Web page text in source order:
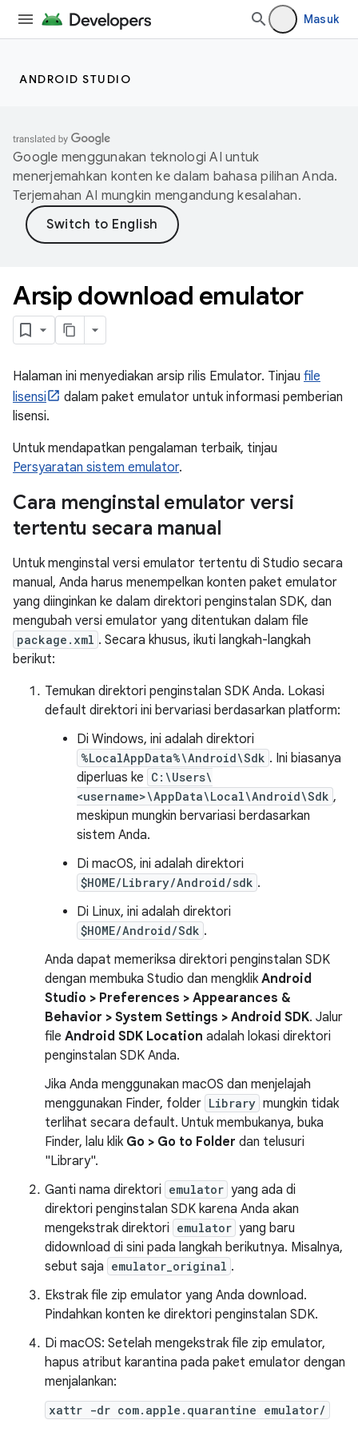
Masuk
ANDROID STUDIO
Google menggunakan teknologi AI untuk
menerjemahkan konten ke dalam bahasa pilihan Anda.
Terjemahan AI mungkin mengandung kesalahan.
Arsip download emulator
Halaman ini menyediakan arsip rilis Emulator. Tinjau file
lisensi
dalam paket emulator untuk informasi pemberian
lisensi.
Untuk mendapatkan pengalaman terbaik, tinjau
Persyaratan sistem emulator.
Cara menginstal emulator versi
tertentu secara manual
Untuk menginstal versi emulator tertentu di Studio secara
manual, Anda harus menempelkan konten paket emulator
yang diinginkan ke dalam direktori penginstalan SDK, dan
mengubah versi emulator yang ditentukan dalam file
package.xml . Secara khusus, ikuti langkah-langkah
berikut:
Temukan direktori penginstalan SDK Anda. Lokasi
default direktori ini bervariasi berdasarkan platform:
Di Windows, ini adalah direktori
%LocalAppData%\Android\Sdk . Ini biasanya
diperluas ke C:\Users\
<username>\AppData\Local\Android\Sdk ,
meskipun mungkin bervariasi berdasarkan
sistem Anda.
Di macOS, ini adalah direktori
$HOME/Library/Android/sdk .
Di Linux, ini adalah direktori
$HOME/Android/Sdk .
Anda dapat memeriksa direktori penginstalan SDK
dengan membuka Studio dan mengklik Android
Studio > Preferences > Appearances &
Behavior > System Settings > Android SDK. Jalur
file Android SDK Location adalah lokasi direktori
penginstalan SDK Anda.
Jika Anda menggunakan macOS dan menjelajah
menggunakan Finder, folder Library mungkin tidak
terlihat secara default. Untuk membukanya, buka
Finder, lalu klik Go > Go to Folder dan telusuri
"Library".
Ganti nama direktori emulator yang ada di
direktori penginstalan SDK karena Anda akan
mengekstrak direktori emulator yang baru
didownload di sini pada langkah berikutnya. Misalnya,
sebut saja emulator_original .
Ekstrak file zip emulator yang Anda download.
Pindahkan konten ke direktori penginstalan SDK.
Di macOS: Setelah mengekstrak file zip emulator,
hapus atribut karantina pada paket emulator dengan
menjalankan:
xattr -dr com.apple.quarantine emulator/